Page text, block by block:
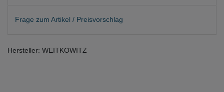
Frage zum Artikel / Preisvorschlag
Hersteller: WEITKOWITZ